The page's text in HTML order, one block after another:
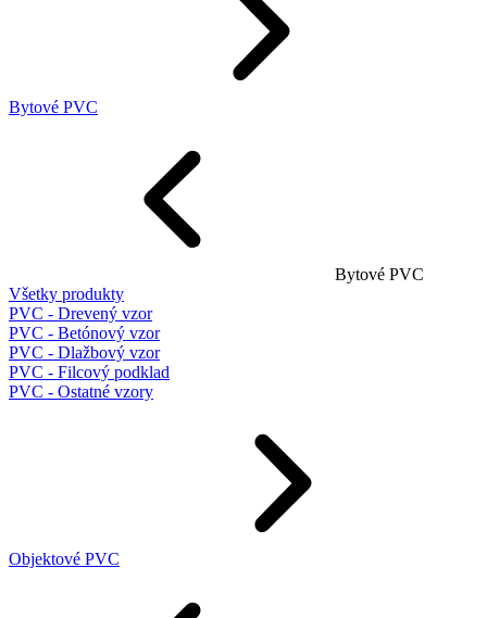
Bytové PVC
Bytové PVC
Všetky produkty
PVC - Drevený vzor
PVC - Betónový vzor
PVC - Dlažbový vzor
PVC - Filcový podklad
PVC - Ostatné vzory
Objektové PVC